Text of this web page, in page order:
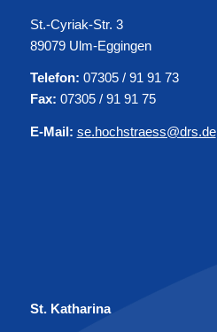
St.-Cyriak-Str. 3
89079 Ulm-Eggingen
Telefon: 07305 / 91 91 73
Fax: 07305 / 91 91 75
E-Mail: se.hochstraess@drs.de
St. Katharina